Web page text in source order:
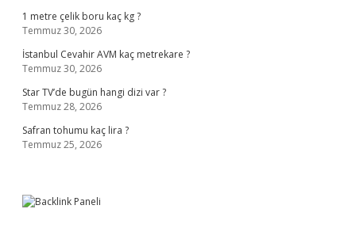
1 metre çelik boru kaç kg ?
Temmuz 30, 2026
İstanbul Cevahir AVM kaç metrekare ?
Temmuz 30, 2026
Star TV’de bugün hangi dizi var ?
Temmuz 28, 2026
Safran tohumu kaç lira ?
Temmuz 25, 2026